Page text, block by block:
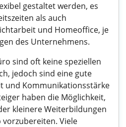
gestaltet werden, es
als auch
und Homeoffice, je
des Unternehmens.
sind oft keine speziellen
jedoch sind eine gute
und Kommunikationsstärke
haben die Möglichkeit,
kleinere Weiterbildungen
Viele